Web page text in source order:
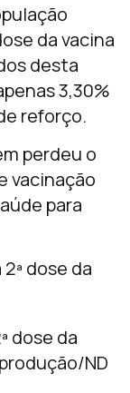
da vacina
desta
3,30%
reforço.
perdeu o
vacinação
para
dose da
ND